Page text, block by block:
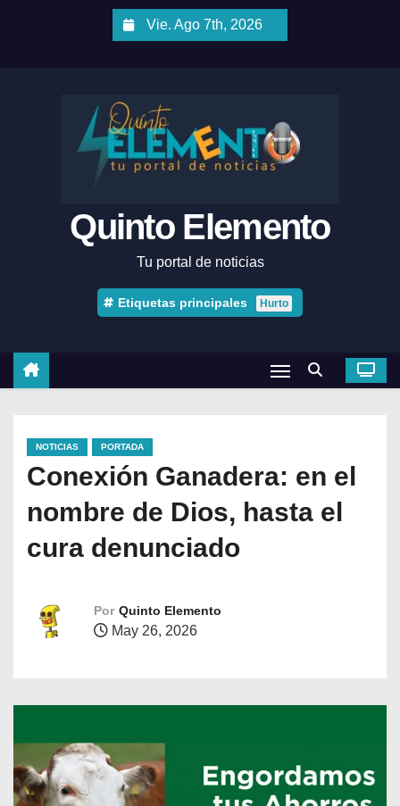
Vie. Ago 7th, 2026
Quinto Elemento
Tu portal de noticias
Etiquetas principales Hurto
NOTICIAS PORTADA
Conexión Ganadera: en el
nombre de Dios, hasta el
cura denunciado
Por Quinto Elemento
May 26, 2026